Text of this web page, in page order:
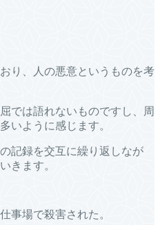
り、人の悪意というものを考
では語れないものですし、周
いように感じます。
記録を交互に繰り返しなが
きます。
事場で殺害された。